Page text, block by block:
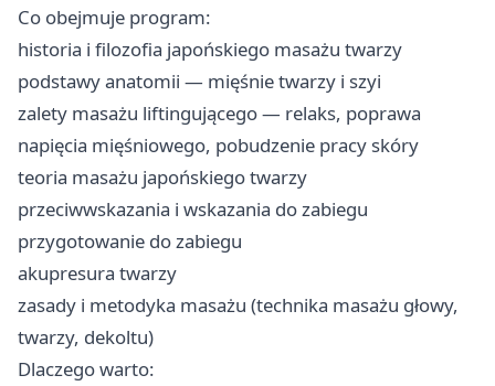
Co obejmuje program:
historia i filozofia japońskiego masażu twarzy
podstawy anatomii — mięśnie twarzy i szyi
zalety masażu liftingującego — relaks, poprawa
napięcia mięśniowego, pobudzenie pracy skóry
teoria masażu japońskiego twarzy
przeciwwskazania i wskazania do zabiegu
przygotowanie do zabiegu
akupresura twarzy
zasady i metodyka masażu (technika masażu głowy,
twarzy, dekoltu)
Dlaczego warto: